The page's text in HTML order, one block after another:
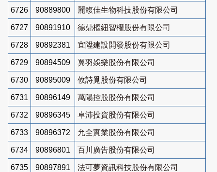
6726 90889800 麗馥佳生物科技股份有限公司
6727 90891910 德鼎樞紐智權股份有限公司
6728 90892381 宜陞建設開發股份有限公司
6729 90894509 翼羽娛樂股份有限公司
6730 90895009 攸詩覓股份有限公司
6731 90896149 萬陽控股股份有限公司
6732 90896345 卓沛投資股份有限公司
6733 90896372 允全實業股份有限公司
6734 90896801 百川廣告股份有限公司
6735 90897891 法可夢資訊科技股份有限公司